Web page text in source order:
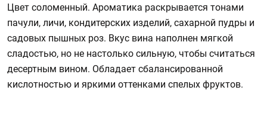
Цвет соломенный. Ароматика раскрывается тонами
пачули, личи, кондитерских изделий, сахарной пудры и
садовых пышных роз. Вкус вина наполнен мягкой
сладостью, но не настолько сильную, чтобы считаться
десертным вином. Обладает сбалансированной
кислотностью и яркими оттенками спелых фруктов.